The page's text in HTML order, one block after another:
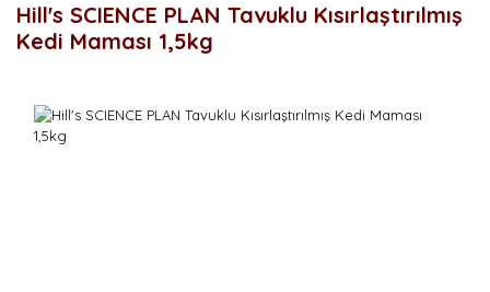
Hill's SCIENCE PLAN Tavuklu Kısırlaştırılmış
Kedi Maması 1,5kg